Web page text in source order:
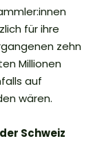
für ihre
zehn
Millionen
auf
wären.
Schweiz